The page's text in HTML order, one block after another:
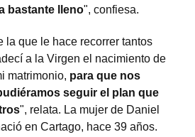
bastante lleno", confiesa.
la que le hace recorrer tantos
a la Virgen el nacimiento de
matrimonio, para que nos
seguir el plan que
", relata. La mujer de Daniel
en Cartago, hace 39 años.